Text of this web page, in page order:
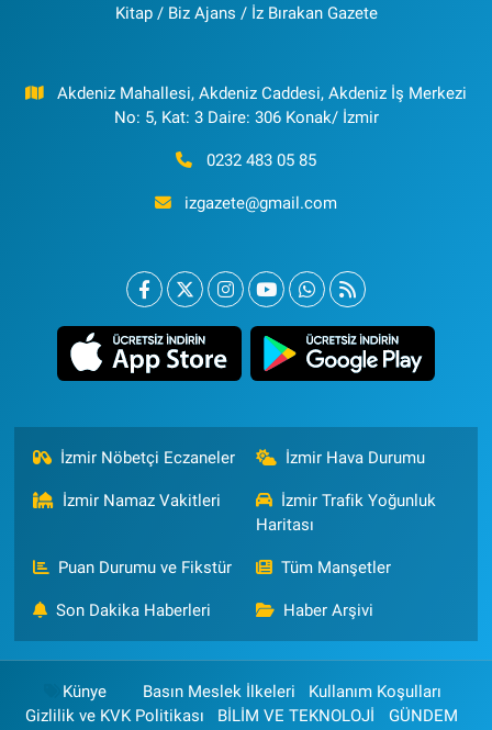
Kitap / Biz Ajans / İz Bırakan Gazete
Akdeniz Mahallesi, Akdeniz Caddesi, Akdeniz İş Merkezi
No: 5, Kat: 3 Daire: 306 Konak/ İzmir
0232 483 05 85
izgazete@gmail.com
İzmir Nöbetçi Eczaneler İzmir Hava Durumu
İzmir Namaz Vakitleri
İzmir Trafik Yoğunluk
Haritası
Puan Durumu ve Fikstür Tüm Manşetler
Son Dakika Haberleri Haber Arşivi
Künye Basın Meslek İlkeleri
Kullanım Koşulları
Gizlilik ve KVK Politikası
BİLİM VE TEKNOLOJİ GÜNDEM